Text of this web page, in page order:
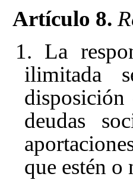
Artículo 8.
1. La
ilimitada
disposición
deudas
que estén o